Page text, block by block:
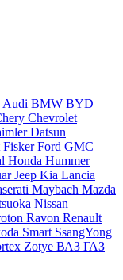
Audi BMW BYD
Chevrolet
Datsun
FiskerFord GMC
Honda Hummer
Jeep Kia Lancia
Maybach Mazda
Nissan
Ravon Renault
Smart SsangYong
Zotye ВАЗ ГАЗ